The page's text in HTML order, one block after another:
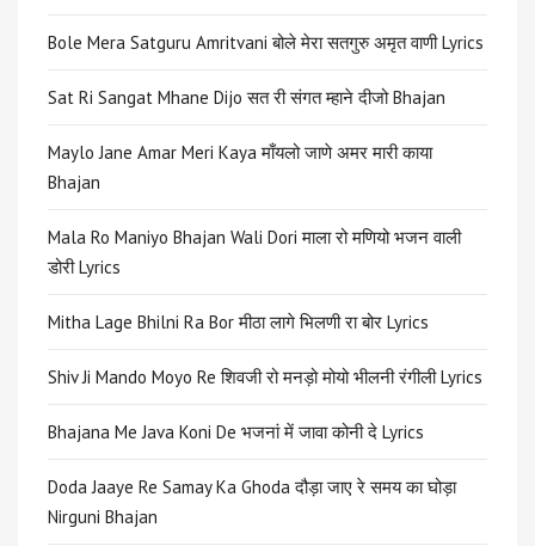
Bole Mera Satguru Amritvani बोले मेरा सतगुरु अमृत वाणी Lyrics
Sat Ri Sangat Mhane Dijo सत री संगत म्हाने दीजो Bhajan
Maylo Jane Amar Meri Kaya माँयलो जाणे अमर मारी काया
Bhajan
Mala Ro Maniyo Bhajan Wali Dori माला रो मणियो भजन वाली
डोरी Lyrics
Mitha Lage Bhilni Ra Bor मीठा लागे भिलणी रा बोर Lyrics
Shiv Ji Mando Moyo Re शिवजी रो मनड़ो मोयो भीलनी रंगीली Lyrics
Bhajana Me Java Koni De भजनां में जावा कोनी दे Lyrics
Doda Jaaye Re Samay Ka Ghoda दौड़ा जाए रे समय का घोड़ा
Nirguni Bhajan